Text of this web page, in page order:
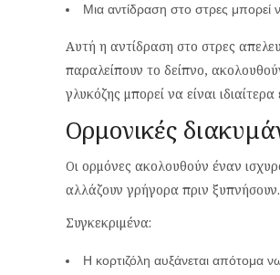
Μια αντίδραση στο στρες μπορεί
Αυτή η αντίδραση στο στρες
παραλείπουν το δείπνο,
γλυκόζης μπορεί να είναι
Ορμονικές
Οι ορμόνες ακολουθούν έναν
αλλάζουν γρήγορα πριν ξυπνήσουν.
Συγκεκριμένα:
Η κορτιζόλη αυξάνεται απότομα